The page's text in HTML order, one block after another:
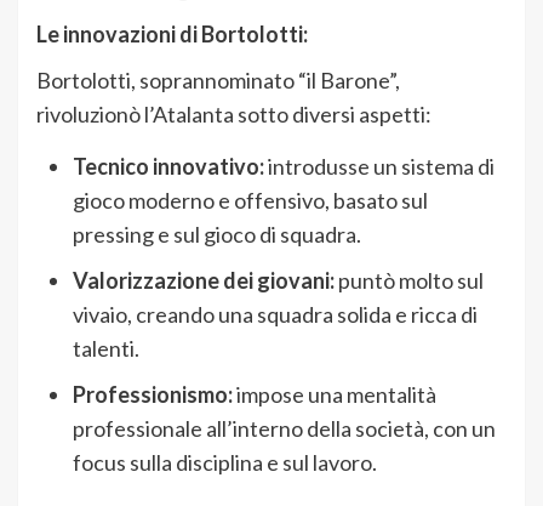
Le innovazioni di Bortolotti:
Bortolotti, soprannominato “il Barone”,
rivoluzionò l’Atalanta sotto diversi aspetti:
Tecnico innovativo:introdusse un sistema di
gioco moderno e offensivo, basato sul
pressing e sul gioco di squadra.
Valorizzazione dei giovani:puntò molto sul
vivaio, creando una squadra solida e ricca di
talenti.
Professionismo:impose una mentalità
professionale all’interno della società, con un
focus sulla disciplina e sul lavoro.